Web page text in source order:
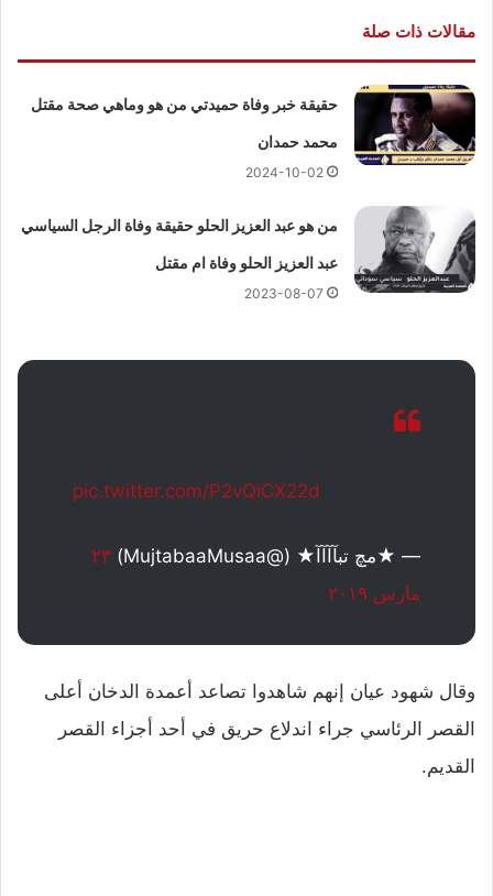
مقالات ذات صلة
حقيقة خبر وفاة حميدتي من هو وماهي صحة مقتل
محمد حمدان
2024-10-02
من هو عبد العزيز الحلو حقيقة وفاة الرجل السياسي
عبد العزيز الحلو وفاة ام مقتل
2023-08-07
pic.twitter.com/P2vQiCX22d
— ★مچ تبآآآآ★ (@MujtabaaMusaa)
٢٣
مارس ٢٠١٩
وقال شهود عيان إنهم شاهدوا تصاعد أعمدة الدخان أعلى
القصر الرئاسي جراء اندلاع حريق في أحد أجزاء القصر
القديم.